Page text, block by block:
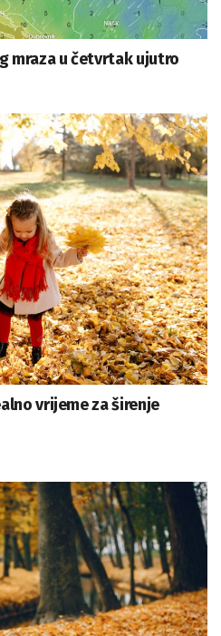
mraza u četvrtak ujutro
vrijeme za širenje